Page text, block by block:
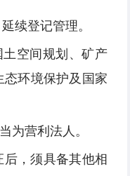
续登记管理。
空间规划、矿产
环境保护及国家
为营利法人。
，须具备其他相